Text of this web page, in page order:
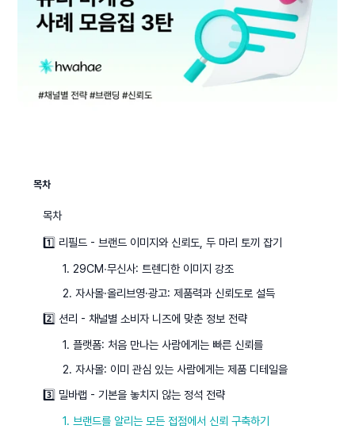
목차
목차
1️⃣ 리필드 - 브랜드 이미지와 신뢰도, 두 마리 토끼 잡기
1. 29CM∙무신사: 트렌디한 이미지 강조
2. 자사몰·올리브영·광고: 제품력과 신뢰도로 설득
2️⃣ 션리 - 채널별 소비자 니즈에 맞춘 정보 전략
1. 플랫폼: 처음 만나는 사람에게는 빠른 신뢰를
2. 자사몰: 이미 관심 있는 사람에게는 제품 디테일을
3️⃣ 밀바랩 - 기본을 놓치지 않는 정석 전략
1. 브랜드를 알리는 모든 접점에서 신뢰 구축하기